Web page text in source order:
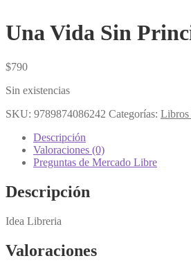
Una Vida Sin
$790
Sin existencias
SKU: 9789874086242 Categorías: Libros
Descripción
Valoraciones (0)
Preguntas de Mercado Libre
Descripción
Idea Libreria
Valoraciones